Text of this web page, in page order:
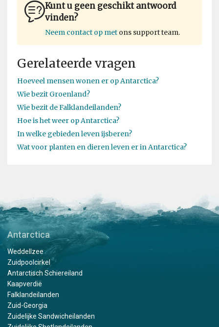
Kunt u geen geschikt antwoord
vinden?
Neem contact op met ons support team.
Gerelateerde vragen
Hoeveel mensen wonen er op Antarctica?
Wie bezit Groenland?
Wie bezit de Falklandeilanden?
Hoe is het weer op Antarctica?
In welke gebieden leven ijsberen?
Wat voor planten en dieren leven er in Antarctica?
Antarctica
Weddellzee
Zuidpoolcirkel
Antarctisch Schiereiland
Kaapverdië
Falklandeilanden
Zuid-Georgia
Zuidelijke Sandwicheilanden